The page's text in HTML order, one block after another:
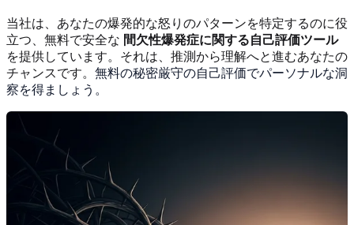
当社は、あなたの爆発的な怒りのパターンを特定するのに役
立つ、無料で安全な 間欠性爆発症に関する自己評価ツール
を提供しています。それは、推測から理解へと進むあなたの
チャンスです。 無料の秘密厳守の自己評価でパーソナルな洞
察を得ましょう。